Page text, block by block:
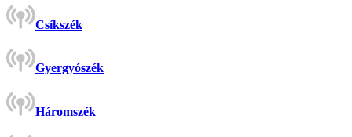
Csíkszék
Gyergyószék
Háromszék